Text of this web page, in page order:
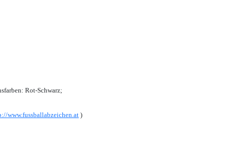
Rot-Schwarz;
www.fussballabzeichen.at )